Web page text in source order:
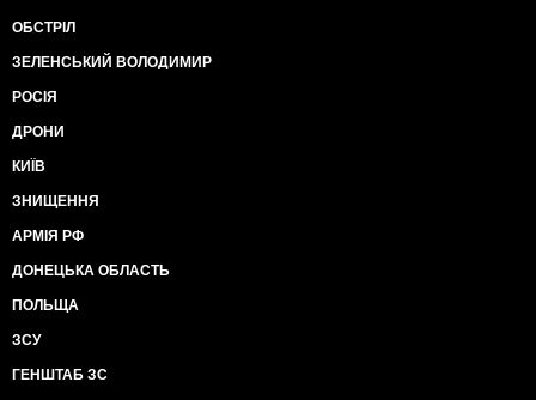
ОБСТРІЛ
ЗЕЛЕНСЬКИЙ ВОЛОДИМИР
РОСІЯ
ДРОНИ
КИЇВ
ЗНИЩЕННЯ
АРМІЯ РФ
ДОНЕЦЬКА ОБЛАСТЬ
ПОЛЬЩА
ЗСУ
ГЕНШТАБ ЗС